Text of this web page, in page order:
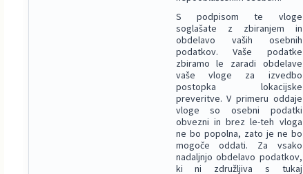
S podpisom te vloge
soglašate z zbiranjem in
obdelavo vaših osebnih
podatkov. Vaše podatke
zbiramo le zaradi obdelave
vaše vloge za izvedbo
postopka lokacijske
preveritve. V primeru oddaje
vloge so osebni podatki
obvezni in brez le-teh vloga
ne bo popolna, zato je ne bo
mogoče oddati. Za vsako
nadaljnjo obdelavo podatkov,
ki ni združljiva s tukaj